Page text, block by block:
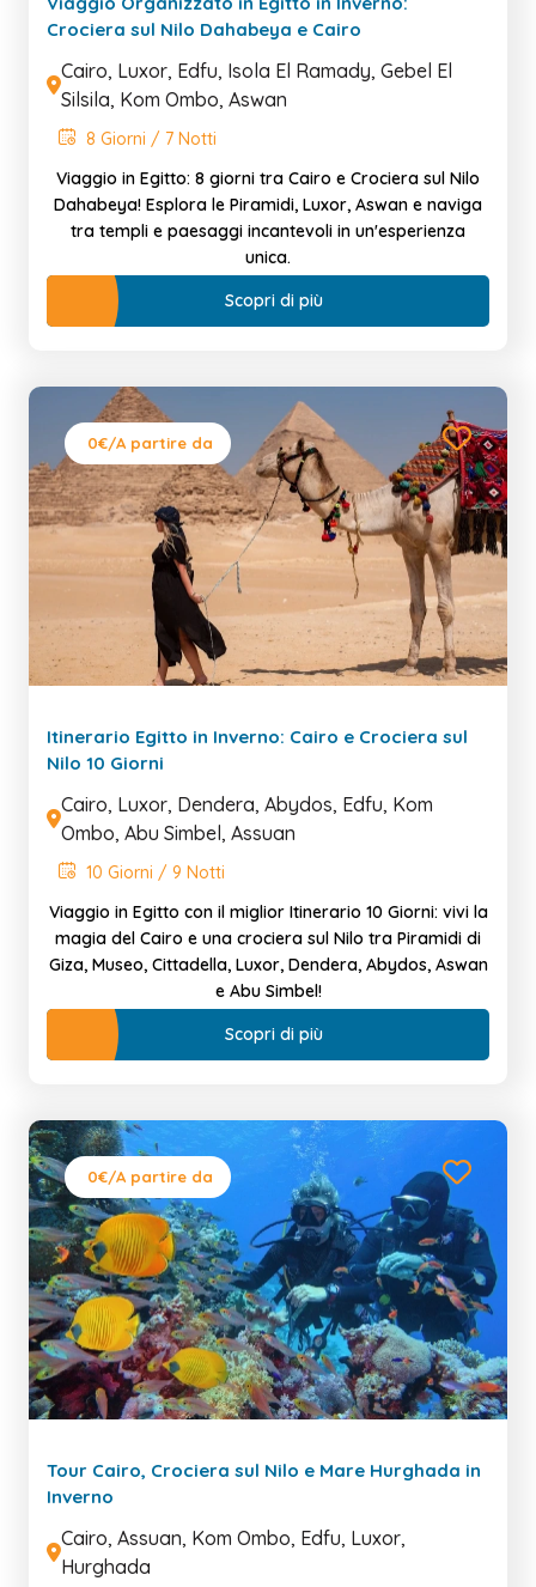
Crociera sul Nilo Dahabeya e Cairo
Cairo, Luxor, Edfu, Isola El Ramady, Gebel El
Silsila, Kom Ombo, Aswan
8 Giorni / 7 Notti
Viaggio in Egitto: 8 giorni tra Cairo e Crociera sul Nilo
Dahabeya! Esplora le Piramidi, Luxor, Aswan e naviga
tra templi e paesaggi incantevoli in un'esperienza
unica.
Scopri di più
0€/A partire da
Itinerario Egitto in Inverno: Cairo e Crociera sul
Nilo 10 Giorni
Cairo, Luxor, Dendera, Abydos, Edfu, Kom
Ombo, Abu Simbel, Assuan
10 Giorni / 9 Notti
Viaggio in Egitto con il miglior Itinerario 10 Giorni: vivi la
magia del Cairo e una crociera sul Nilo tra Piramidi di
Giza, Museo, Cittadella, Luxor, Dendera, Abydos, Aswan
e Abu Simbel!
Scopri di più
0€/A partire da
Tour Cairo, Crociera sul Nilo e Mare Hurghada in
Inverno
Cairo, Assuan, Kom Ombo, Edfu, Luxor,
Hurghada